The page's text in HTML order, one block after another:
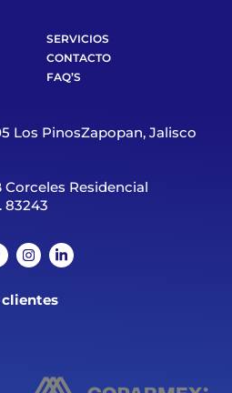
SERVICIOS
CONTACTO
FAQ’S
Los PinosZapopan, Jalisco
Corceles Residencial
83243
clientes